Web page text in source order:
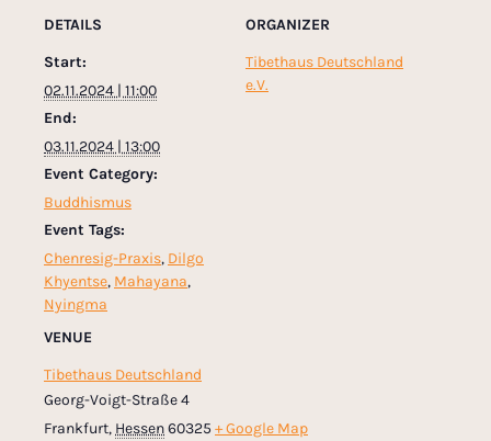
DETAILS
Start:
02.11.2024 | 11:00
End:
03.11.2024 | 13:00
Event Category:
Buddhismus
Event Tags:
Chenresig-Praxis, Dilgo
Khyentse, Mahayana,
Nyingma
VENUE
Tibethaus Deutschland
Georg-Voigt-Straße 4
Frankfurt, Hessen60325 + Google Map
ORGANIZER
Tibethaus Deutschland
e.V.